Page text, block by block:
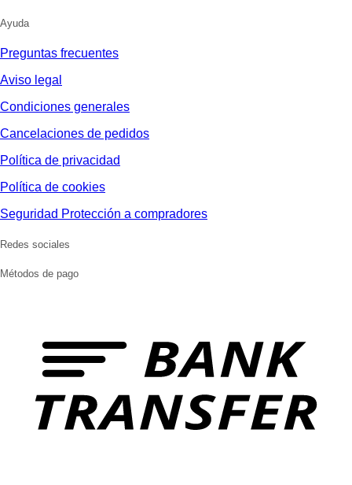
Ayuda
Preguntas frecuentes
Aviso legal
Condiciones generales
Cancelaciones de pedidos
Política de privacidad
Política de cookies
Seguridad Protección a compradores
Redes sociales
Métodos de pago